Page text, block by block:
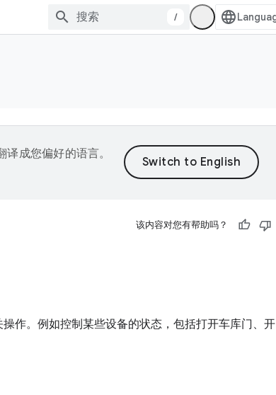
/
成您偏好的语言。
该内容对您有帮助吗？
作。例如控制某些设备的状态，包括打开车库门、开